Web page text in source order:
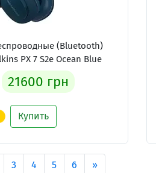
(Bluetooth)
PX 7 S2e Ocean Blue
21600 грн
Купить
3 4 5 6 »